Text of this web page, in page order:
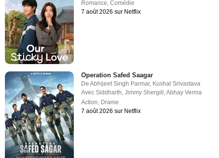
Romance,Comédie
7 août 2026 sur Netflix
Operation Safed Saagar
DeAbhijeet Singh Parmar, Kushal Srivastava
AvecSiddharth,Jimmy Shergill ,Abhay Verma
Action, Drame
7 août 2026 sur Netflix